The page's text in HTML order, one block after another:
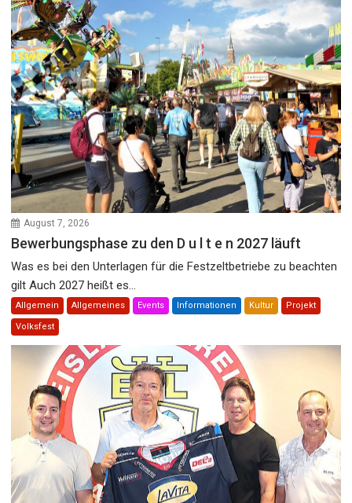
August 7, 2026
Bewerbungsphase zu den D u l t e n 2027 läuft
Was es bei den Unterlagen für die Festzeltbetriebe zu beachten
gilt Auch 2027 heißt es...
Allgemein Allgemeines Events Informationen Kultur Projekt
Volksfest